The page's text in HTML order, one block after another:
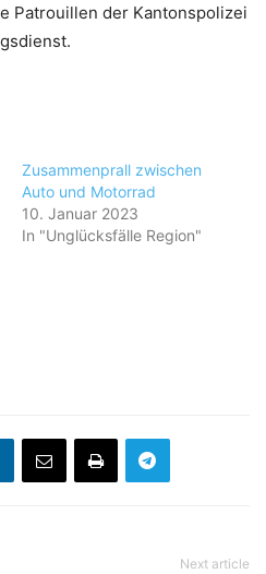
Patrouillen der Kantonspolizei
Zusammenprall zwischen
Auto und Motorrad
10. Januar 2023
In "Unglücksfälle Region"
Next article